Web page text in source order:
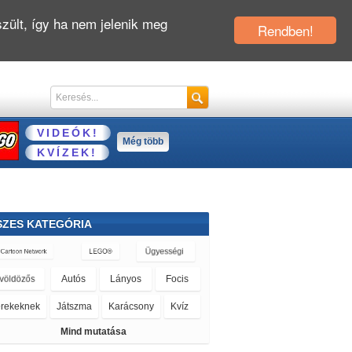
VIDEÓK!
KVÍZEK!
Még több
KATEGÓRIA
Logikai Olimpiai
Mind mutatása
Rendben!
így ha nem jelenik meg